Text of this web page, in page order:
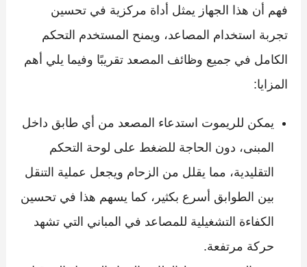
فهم أن هذا الجهاز يمثل أداة مركزية في تحسين
تجربة استخدام المصاعد، ويمنح المستخدم التحكم
الكامل في جميع وظائف المصعد تقريبًا وفيما يلي أهم
المزايا:
يمكن للريموت استدعاء المصعد من أي طابق داخل
المبنى، دون الحاجة للضغط على لوحة التحكم
التقليدية، مما يقلل من الزحام ويجعل عملية التنقل
بين الطوابق أسرع بكثير، كما يسهم هذا في تحسين
الكفاءة التشغيلية للمصاعد في المباني التي تشهد
حركة مرتفعة.